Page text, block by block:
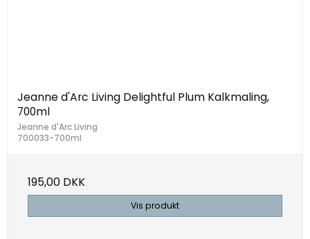
Jeanne d'Arc Living Delightful Plum Kalkmaling,
700ml
Jeanne d'Arc Living
700033-700ml
195,00 DKK
Vis produkt